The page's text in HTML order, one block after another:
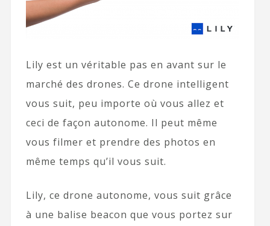
Lily est un véritable pas en avant sur le
marché des drones. Ce drone intelligent
vous suit, peu importe où vous allez et
ceci de façon autonome. Il peut même
vous filmer et prendre des photos en
même temps qu’il vous suit.
Lily, ce drone autonome, vous suit grâce
à une balise beacon que vous portez sur